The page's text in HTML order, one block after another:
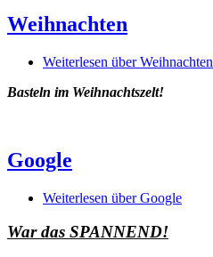
Weihnachten
Weiterlesen über Weihnachten
Basteln im Weihnachtszelt!
Google
Weiterlesen über Google
War das SPANNEND!